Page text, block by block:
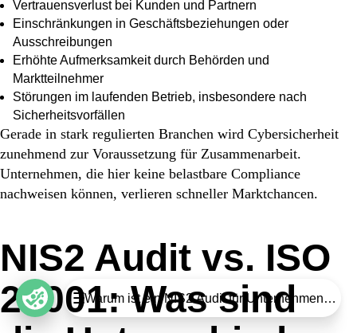
Table of contents
Was ist ein NIS2 Audit?
Warum ist ein NIS2 Audit für Unternehmen
Vertrauensverlust bei Kunden und Partnern
Einschränkungen in Geschäftsbeziehungen oder
Ausschreibungen
Erhöhte Aufmerksamkeit durch Behörden und
Marktteilnehmer
Störungen im laufenden Betrieb, insbesondere nach
Sicherheitsvorfällen
Gerade in stark regulierten Branchen wird Cybersicherheit
zunehmend zur Voraussetzung für Zusammenarbeit.
Unternehmen, die hier keine belastbare Compliance
nachweisen können, verlieren schneller Marktchancen.
NIS2 Audit vs. ISO
27001: Was sind